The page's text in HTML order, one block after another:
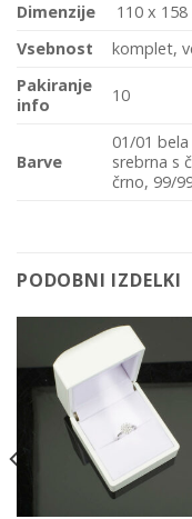
Dimenzije
110 x
Vsebnost
komplet,
Pakiranje
info
10
Barve
01/01
srebrna s
črno, 99/
PODOBNI IZDELKI